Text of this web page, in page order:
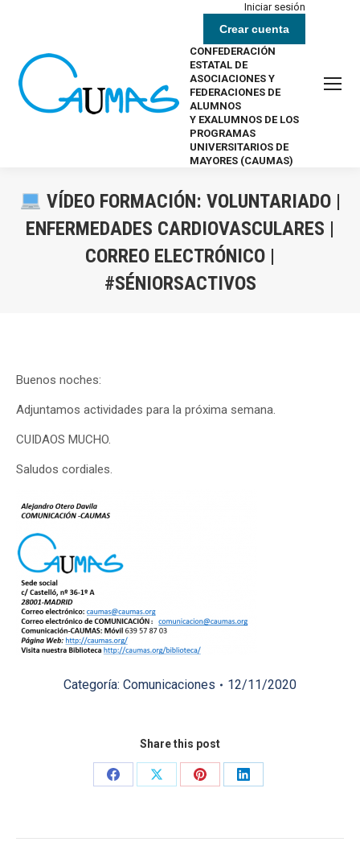
Iniciar sesión
Crear cuenta
CONFEDERACIÓN
ESTATAL DE
ASOCIACIONES Y
FEDERACIONES DE
ALUMNOS
Y EXALUMNOS DE LOS
PROGRAMAS
UNIVERSITARIOS DE
MAYORES (CAUMAS)
VÍDEO FORMACIÓN: VOLUNTARIADO |
ENFERMEDADES CARDIOVASCULARES |
CORREO ELECTRÓNICO |
#SÉNIORSACTIVOS
Buenos noches:
Adjuntamos actividades para la próxima semana.
CUIDAOS MUCHO.
Saludos cordiales.
Categoría: Comunicaciones 12/11/2020
Share this post
Share
Share
Share
Share